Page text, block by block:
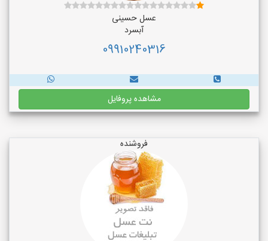
عسل حسینی
آبسرد
09910240316
مشاهده پروفایل
فروشنده